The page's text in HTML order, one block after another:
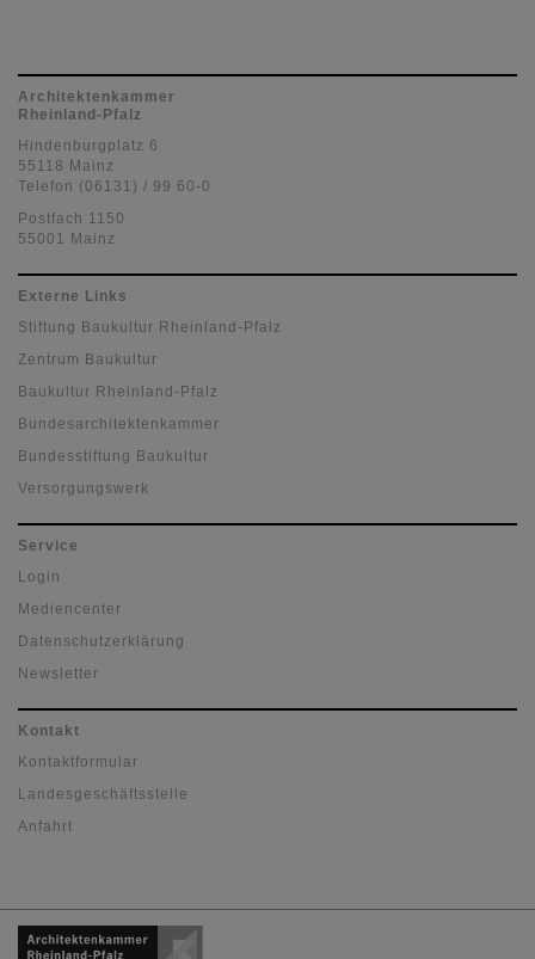
Architektenkammer
Rheinland-Pfalz
Hindenburgplatz 6
55118 Mainz
Telefon (06131) / 99 60-0
Postfach 1150
55001 Mainz
Externe Links
Stiftung Baukultur Rheinland-Pfalz
Zentrum Baukultur
Baukultur Rheinland-Pfalz
Bundesarchitektenkammer
Bundesstiftung Baukultur
Versorgungswerk
Service
Login
Mediencenter
Datenschutzerklärung
Newsletter
Kontakt
Kontaktformular
Landesgeschäftsstelle
Anfahrt